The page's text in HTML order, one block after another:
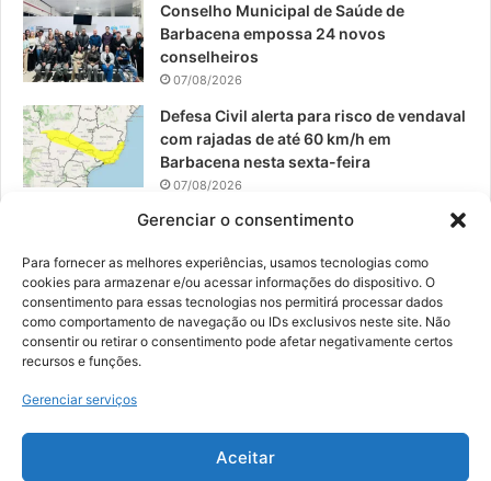
Gerenciar o consentimento
Para fornecer as melhores experiências, usamos tecnologias como
cookies para armazenar e/ou acessar informações do dispositivo. O
consentimento para essas tecnologias nos permitirá processar dados
como comportamento de navegação ou IDs exclusivos neste site. Não
consentir ou retirar o consentimento pode afetar negativamente certos
recursos e funções.
Gerenciar serviços
Aceitar
Conselho Municipal de Saúde de
Barbacena empossa 24 novos
conselheiros
07/08/2026
Defesa Civil alerta para risco de vendaval
com rajadas de até 60 km/h em
Barbacena nesta sexta-feira
07/08/2026
EPCAR tem a melhor nota do IDEB no
06/08/2026
© 2026, Todos os direitos reservados | Desenvolvido por:
Digital Business| Hospedado por:NP Publicidade
Fale Conosco
Sobre Nós